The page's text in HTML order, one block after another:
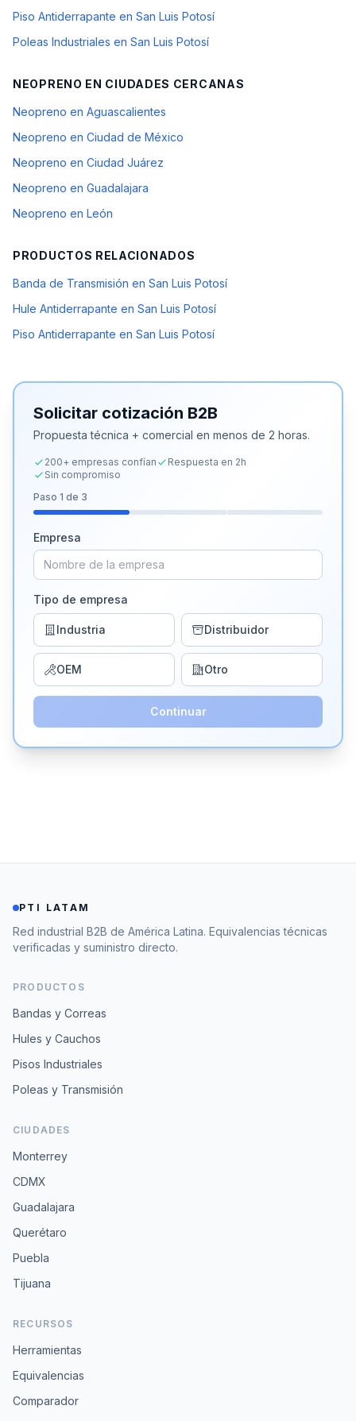
Piso Antiderrapante en San Luis Potosí
Poleas Industriales en San Luis Potosí
NEOPRENO EN CIUDADES CERCANAS
Neopreno en Aguascalientes
Neopreno en Ciudad de México
Neopreno en Ciudad Juárez
Neopreno en Guadalajara
Neopreno en León
PRODUCTOS RELACIONADOS
Banda de Transmisión en San Luis Potosí
Hule Antiderrapante en San Luis Potosí
Piso Antiderrapante en San Luis Potosí
Solicitar cotización B2B
Propuesta técnica + comercial en menos de 2 horas.
200+ empresas confían
Respuesta en 2h
Sin compromiso
Paso 1 de 3
Empresa
Tipo de empresa
Industria Distribuidor
OEM Otro
Continuar
PTI LATAM
Red industrial B2B de América Latina. Equivalencias técnicas
verificadas y suministro directo.
PRODUCTOS
Bandas y Correas
Hules y Cauchos
Pisos Industriales
Poleas y Transmisión
CIUDADES
Monterrey
CDMX
Guadalajara
Querétaro
Puebla
Tijuana
RECURSOS
Herramientas
Equivalencias
Comparador